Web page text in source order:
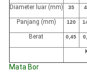
Diameter luar (mm) 35
Panjang (mm) 120
Berat 0,45
Mata Bor